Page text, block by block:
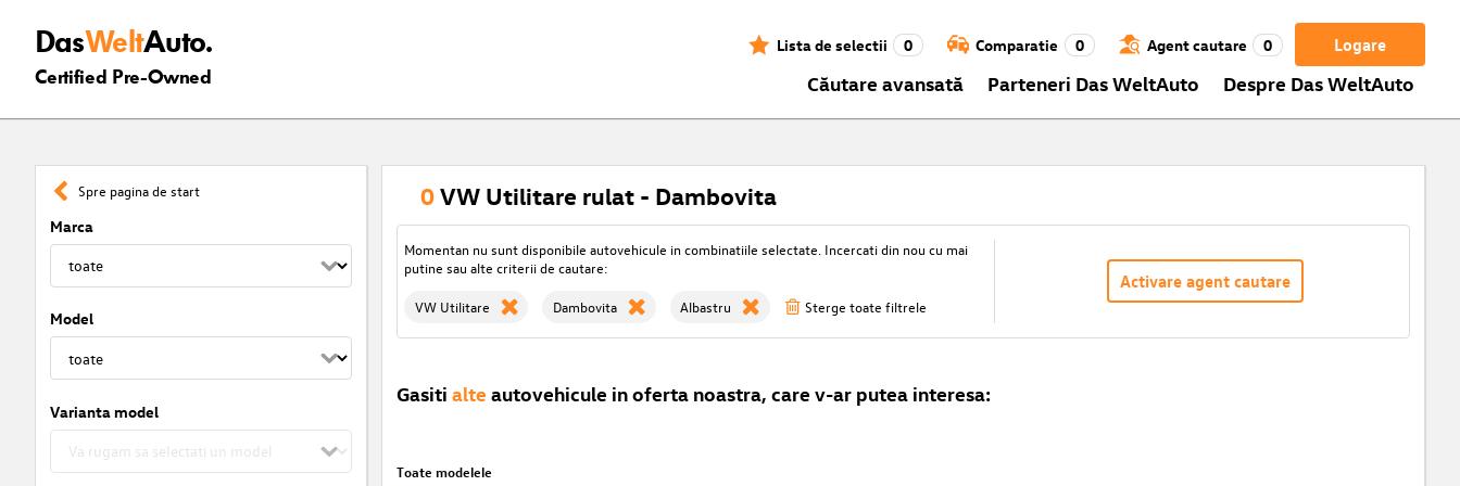
DasWeltAuto.
Certified Pre-Owned
Logare
Lista de selectii 0 Comparatie 0 Agent cautare 0
Căutare avansată Parteneri Das WeltAuto Despre Das WeltAuto
Spre pagina de start
Marca
Model
Varianta model
0VW Utilitare rulat - Dambovita
Momentan nu sunt disponibile autovehicule in combinatiile selectate. Incercati din nou cu mai
putine sau alte criterii de cautare:
VW Utilitare Dambovita Albastru Sterge toate filtrele
Activare agent cautare
Gasiti alte autovehicule in oferta noastra, care v-ar putea interesa:
Toate modelele